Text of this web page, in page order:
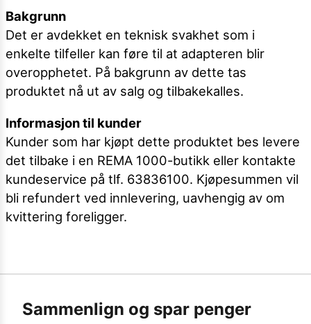
Bakgrunn
Det er avdekket en teknisk svakhet som i
enkelte tilfeller kan føre til at adapteren blir
overopphetet. På bakgrunn av dette tas
produktet nå ut av salg og tilbakekalles.
Informasjon til kunder
Kunder som har kjøpt dette produktet bes levere
det tilbake i en REMA 1000-butikk eller kontakte
kundeservice på tlf. 63836100. Kjøpesummen vil
bli refundert ved innlevering, uavhengig av om
kvittering foreligger.
Sammenlign og spar penger